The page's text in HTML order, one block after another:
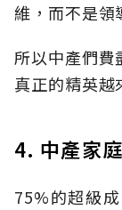
維，而不是領
所以中產們費
真正的精英越
4. 中產家
75%的超級